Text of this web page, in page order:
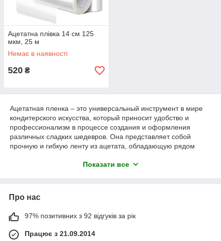
Ацетатна плівка 14 см 125
мкм, 25 м
Немає в наявності
520 ₴
Ацетатная пленка – это универсальный инструмент в мире
кондитерского искусства, который приносит удобство и
профессионализм в процессе создания и оформления
различных сладких шедевров. Она представляет собой
прочную и гибкую ленту из ацетата, обладающую рядом
Одним из ключевых параметров ацетатной пленки является
вариант в зависимости от конкретной потребности.
нескольких сантиметров до нескольких десятков
вариантов до более плотных.
Показати все
Про нас
97% позитивних з 92 відгуків за рік
Працює з 21.09.2014